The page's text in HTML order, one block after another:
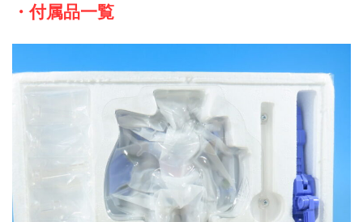
・付属品一覧